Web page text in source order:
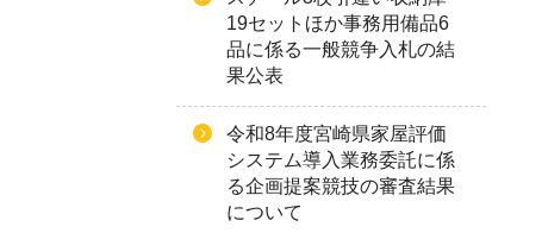
19セットほか事務用備品6
品に係る一般競争入札の結
果公表
令和8年度宮崎県家屋評価
システム導入業務委託に係
る企画提案競技の審査結果
について